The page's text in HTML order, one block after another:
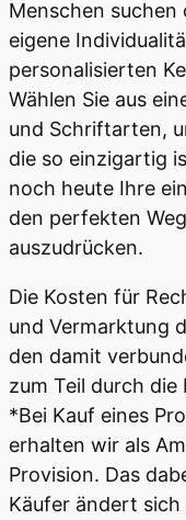
Menschen suchen
eigene
personalisierten
Wählen Sie aus
und Schriftarten,
die so einzigartig
noch heute Ihre
den perfekten
auszudrücken.
Die Kosten für
und Vermarktung
den damit
zum Teil durch
*Bei Kauf eines
erhalten wir als
Provision. Das
Käufer ändert